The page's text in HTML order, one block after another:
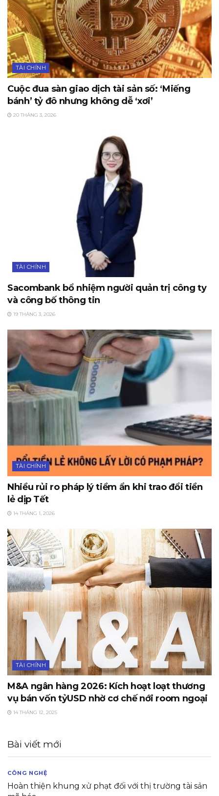
TÀI CHÍNH
Cuộc đua sàn giao dịch tài sản số: ‘Miếng
bánh’ tỷ đô nhưng không dễ ‘xơi’
20 THÁNG 3, 2026
TÀI CHÍNH
Sacombank bổ nhiệm người quản trị công ty
và công bố thông tin
19 THÁNG 3, 2026
TÀI CHÍNH
Nhiều rủi ro pháp lý tiềm ẩn khi trao đổi tiền
lẻ dịp Tết
14 THÁNG 1, 2026
TÀI CHÍNH
M&A ngân hàng 2026: Kích hoạt loạt thương
vụ bán vốn tỷUSD nhờ cơ chế nới room ngoại
14 THÁNG 12, 2025
Bài viết mới
CÔNG NGHỆ
Hoàn thiện khung xử phạt đối với thị trường tài sản